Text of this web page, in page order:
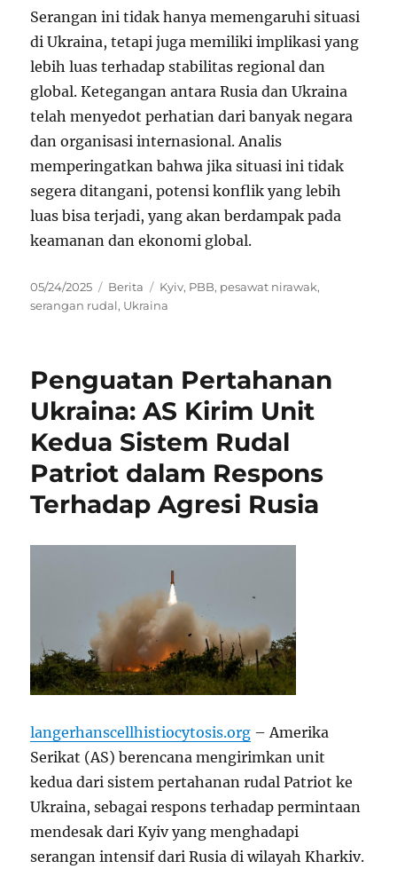
Serangan ini tidak hanya memengaruhi situasi
di Ukraina, tetapi juga memiliki implikasi yang
lebih luas terhadap stabilitas regional dan
global. Ketegangan antara Rusia dan Ukraina
telah menyedot perhatian dari banyak negara
dan organisasi internasional. Analis
memperingatkan bahwa jika situasi ini tidak
segera ditangani, potensi konflik yang lebih
luas bisa terjadi, yang akan berdampak pada
keamanan dan ekonomi global.
Posted
on
05/24/2025 Categories
Berita Tags
Kyiv, PBB, pesawat nirawak,
serangan rudal, Ukraina
Penguatan Pertahanan
Ukraina: AS Kirim Unit
Kedua Sistem Rudal
Patriot dalam Respons
Terhadap Agresi Rusia
langerhanscellhistiocytosis.org – Amerika
Serikat (AS) berencana mengirimkan unit
kedua dari sistem pertahanan rudal Patriot ke
Ukraina, sebagai respons terhadap permintaan
mendesak dari Kyiv yang menghadapi
serangan intensif dari Rusia di wilayah Kharkiv.